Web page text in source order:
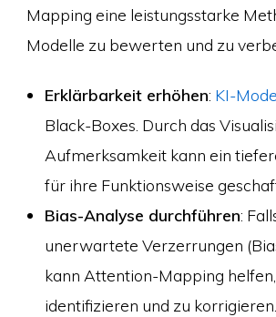
Mapping eine leistungsstarke
Modelle zu bewerten und zu
Erklärbarkeit erhöhen: KI-
Black-Boxes. Durch das
Aufmerksamkeit kann ein
für ihre Funktionsweise
Bias-Analyse durchführen:
unerwartete Verzerrungen
kann Attention-Mapping
identifizieren und zu korrigieren.